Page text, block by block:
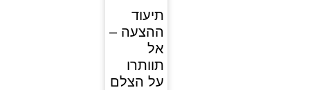
תיעוד
ההצעה –
אל
תוותרו
על הצלם